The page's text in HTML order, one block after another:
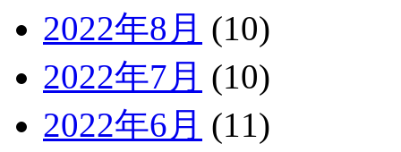
2022年8月 (10)
2022年7月 (10)
2022年6月 (11)